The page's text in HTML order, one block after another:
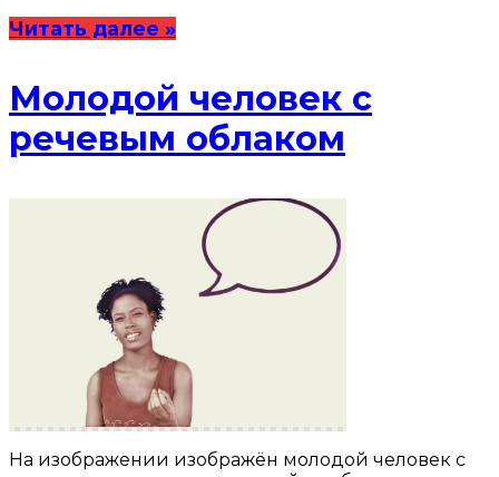
Читать далее »
Молодой человек с
речевым облаком
На изображении изображён молодой человек с